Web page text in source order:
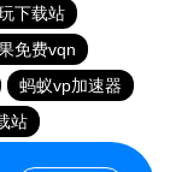
下载站
免费vqn
蚂蚁vp加速器
站